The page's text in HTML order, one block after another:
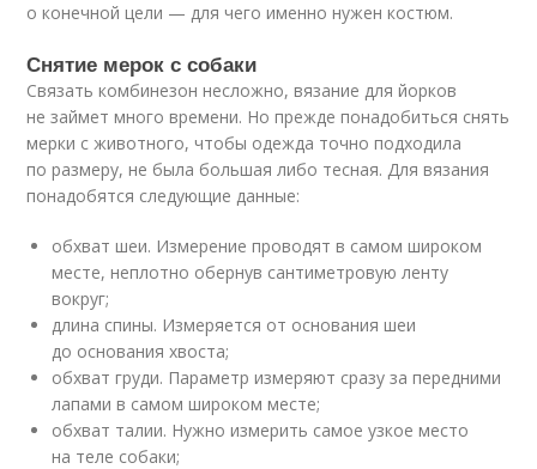
о конечной цели — для чего именно нужен костюм.
Снятие мерок с собаки
Связать комбинезон несложно, вязание для йорков
не займет много времени. Но прежде понадобиться снять
мерки с животного, чтобы одежда точно подходила
по размеру, не была большая либо тесная. Для вязания
понадобятся следующие данные:
обхват шеи. Измерение проводят в самом широком
месте, неплотно обернув сантиметровую ленту
вокруг;
длина спины. Измеряется от основания шеи
до основания хвоста;
обхват груди. Параметр измеряют сразу за передними
лапами в самом широком месте;
обхват талии. Нужно измерить самое узкое место
на теле собаки;